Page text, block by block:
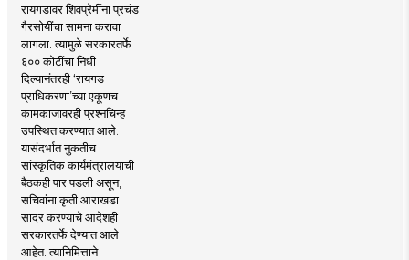
रायगडावर शिवप्रेमींना प्रचंड
गैरसोयींचा सामना करावा
लागला. त्यामुळे सरकारतर्फे
६०० कोटींचा निधी
दिल्यानंतरही ‘रायगड
प्राधिकरणा’च्या एकूणच
कामकाजावरही प्रश्नचिन्ह
उपस्थित करण्यात आले.
यासंदर्भात नुकतीच
सांस्कृतिक कार्यमंत्रालयाची
बैठकही पार पडली असून,
सचिवांना कृती आराखडा
सादर करण्याचे आदेशही
सरकारतर्फे देण्यात आले
आहेत. त्यानिमित्ताने